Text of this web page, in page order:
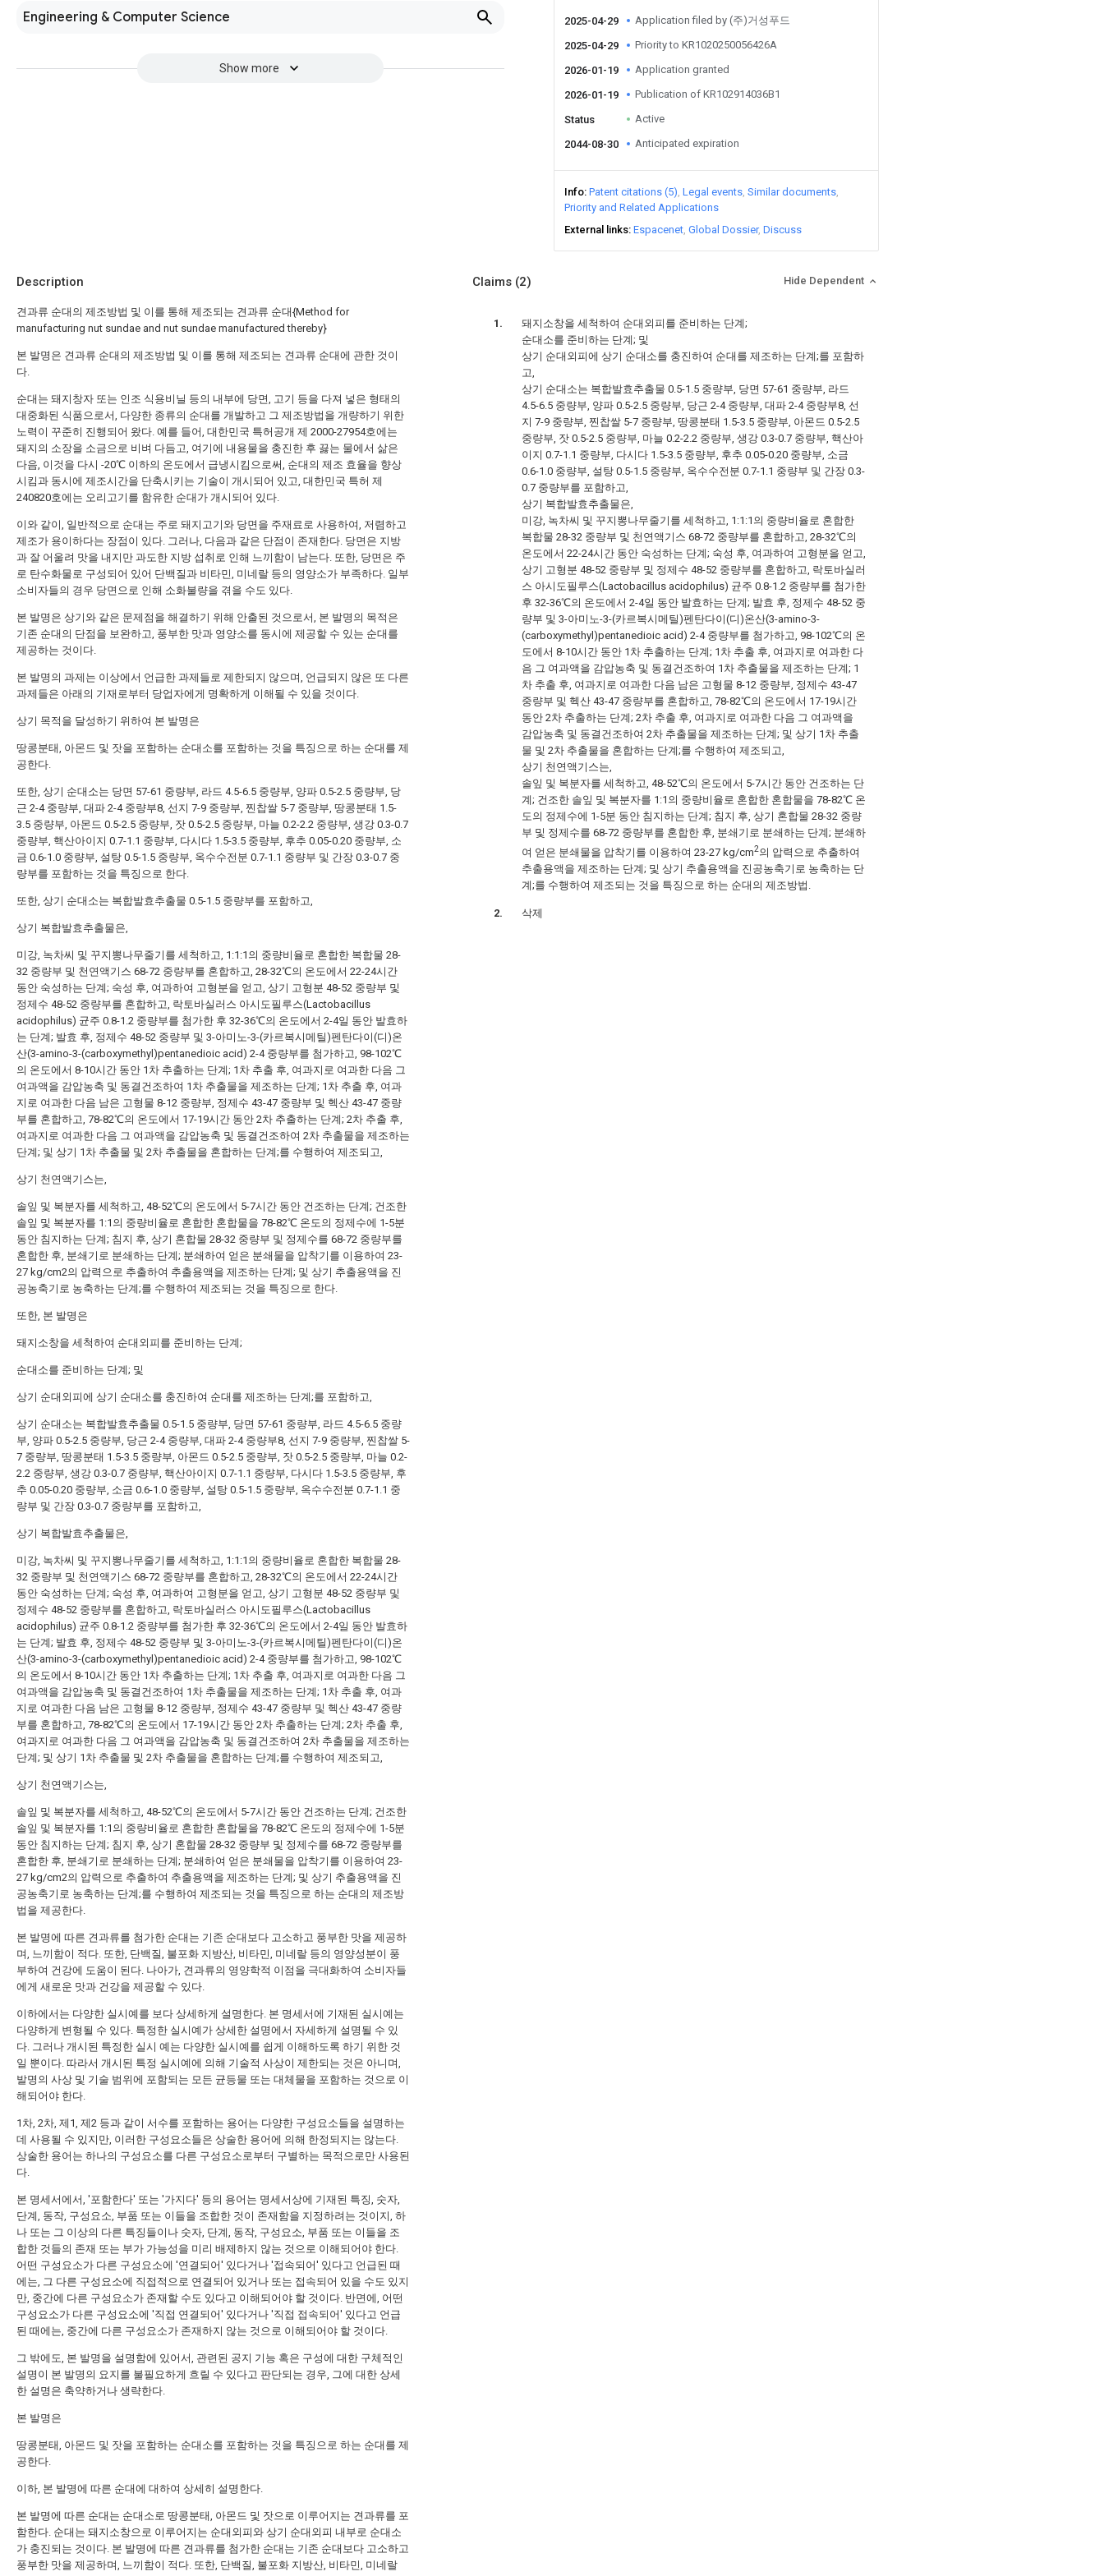
Engineering & Computer Science
Show more
2025-04-29 Application filed by (주)거성푸드
2025-04-29 Priority to KR1020250056426A
2026-01-19 Application granted
2026-01-19 Publication of KR102914036B1
Status Active
2044-08-30 Anticipated expiration
Info Patent citations (5) Legal events Similar documents
Priority and Related Applications
External links Espacenet Global Dossier Discuss
Description
견과류 순대의 제조방법 및 이를 통해 제조되는 견과류 순대{Method for
manufacturing nut sundae and nut sundae manufactured thereby}
본 발명은 견과류 순대의 제조방법 및 이를 통해 제조되는 견과류 순대에 관한 것이
다.
순대는 돼지창자 또는 인조 식용비닐 등의 내부에 당면, 고기 등을 다져 넣은 형태의
대중화된 식품으로서, 다양한 종류의 순대를 개발하고 그 제조방법을 개량하기 위한
노력이 꾸준히 진행되어 왔다. 예를 들어, 대한민국 특허공개 제 2000-27954호에는
돼지의 소장을 소금으로 비벼 다듬고, 여기에 내용물을 충진한 후 끓는 물에서 삶은
다음, 이것을 다시 -20℃ 이하의 온도에서 급냉시킴으로써, 순대의 제조 효율을 향상
시킴과 동시에 제조시간을 단축시키는 기술이 개시되어 있고, 대한민국 특허 제
240820호에는 오리고기를 함유한 순대가 개시되어 있다.
이와 같이, 일반적으로 순대는 주로 돼지고기와 당면을 주재료로 사용하여, 저렴하고
제조가 용이하다는 장점이 있다. 그러나, 다음과 같은 단점이 존재한다. 당면은 지방
과 잘 어울려 맛을 내지만 과도한 지방 섭취로 인해 느끼함이 남는다. 또한, 당면은 주
로 탄수화물로 구성되어 있어 단백질과 비타민, 미네랄 등의 영양소가 부족하다. 일부
소비자들의 경우 당면으로 인해 소화불량을 겪을 수도 있다.
본 발명은 상기와 같은 문제점을 해결하기 위해 안출된 것으로서, 본 발명의 목적은
기존 순대의 단점을 보완하고, 풍부한 맛과 영양소를 동시에 제공할 수 있는 순대를
제공하는 것이다.
본 발명의 과제는 이상에서 언급한 과제들로 제한되지 않으며, 언급되지 않은 또 다른
과제들은 아래의 기재로부터 당업자에게 명확하게 이해될 수 있을 것이다.
상기 목적을 달성하기 위하여 본 발명은
땅콩분태, 아몬드 및 잣을 포함하는 순대소를 포함하는 것을 특징으로 하는 순대를 제
공한다.
또한, 상기 순대소는 당면 57-61 중량부, 라드 4.5-6.5 중량부, 양파 0.5-2.5 중량부, 당
근 2-4 중량부, 대파 2-4 중량부8, 선지 7-9 중량부, 찐찹쌀 5-7 중량부, 땅콩분태 1.5-
3.5 중량부, 아몬드 0.5-2.5 중량부, 잣 0.5-2.5 중량부, 마늘 0.2-2.2 중량부, 생강 0.3-0.7
중량부, 핵산아이지 0.7-1.1 중량부, 다시다 1.5-3.5 중량부, 후추 0.05-0.20 중량부, 소
금 0.6-1.0 중량부, 설탕 0.5-1.5 중량부, 옥수수전분 0.7-1.1 중량부 및 간장 0.3-0.7 중
량부를 포함하는 것을 특징으로 한다.
또한, 상기 순대소는 복합발효추출물 0.5-1.5 중량부를 포함하고,
상기 복합발효추출물은,
미강, 녹차씨 및 꾸지뽕나무줄기를 세척하고, 1:1:1의 중량비율로 혼합한 복합물 28-
32 중량부 및 천연액기스 68-72 중량부를 혼합하고, 28-32℃의 온도에서 22-24시간
동안 숙성하는 단계; 숙성 후, 여과하여 고형분을 얻고, 상기 고형분 48-52 중량부 및
정제수 48-52 중량부를 혼합하고, 락토바실러스 아시도필루스(Lactobacillus
acidophilus) 균주 0.8-1.2 중량부를 첨가한 후 32-36℃의 온도에서 2-4일 동안 발효하
는 단계; 발효 후, 정제수 48-52 중량부 및 3-아미노-3-(카르복시메틸)펜탄다이(디)온
산(3-amino-3-(carboxymethyl)pentanedioic acid) 2-4 중량부를 첨가하고, 98-102℃
의 온도에서 8-10시간 동안 1차 추출하는 단계; 1차 추출 후, 여과지로 여과한 다음 그
여과액을 감압농축 및 동결건조하여 1차 추출물을 제조하는 단계; 1차 추출 후, 여과
지로 여과한 다음 남은 고형물 8-12 중량부, 정제수 43-47 중량부 및 헥산 43-47 중량
부를 혼합하고, 78-82℃의 온도에서 17-19시간 동안 2차 추출하는 단계; 2차 추출 후,
여과지로 여과한 다음 그 여과액을 감압농축 및 동결건조하여 2차 추출물을 제조하는
단계; 및 상기 1차 추출물 및 2차 추출물을 혼합하는 단계;를 수행하여 제조되고,
상기 천연액기스는,
솔잎 및 복분자를 세척하고, 48-52℃의 온도에서 5-7시간 동안 건조하는 단계; 건조한
솔잎 및 복분자를 1:1의 중량비율로 혼합한 혼합물을 78-82℃ 온도의 정제수에 1-5분
동안 침지하는 단계; 침지 후, 상기 혼합물 28-32 중량부 및 정제수를 68-72 중량부를
혼합한 후, 분쇄기로 분쇄하는 단계; 분쇄하여 얻은 분쇄물을 압착기를 이용하여 23-
27 kg/cm2의 압력으로 추출하여 추출용액을 제조하는 단계; 및 상기 추출용액을 진
공농축기로 농축하는 단계;를 수행하여 제조되는 것을 특징으로 한다.
또한, 본 발명은
돼지소창을 세척하여 순대외피를 준비하는 단계;
순대소를 준비하는 단계; 및
상기 순대외피에 상기 순대소를 충진하여 순대를 제조하는 단계;를 포함하고,
상기 순대소는 복합발효추출물 0.5-1.5 중량부, 당면 57-61 중량부, 라드 4.5-6.5 중량
부, 양파 0.5-2.5 중량부, 당근 2-4 중량부, 대파 2-4 중량부8, 선지 7-9 중량부, 찐찹쌀 5-
7 중량부, 땅콩분태 1.5-3.5 중량부, 아몬드 0.5-2.5 중량부, 잣 0.5-2.5 중량부, 마늘 0.2-
2.2 중량부, 생강 0.3-0.7 중량부, 핵산아이지 0.7-1.1 중량부, 다시다 1.5-3.5 중량부, 후
추 0.05-0.20 중량부, 소금 0.6-1.0 중량부, 설탕 0.5-1.5 중량부, 옥수수전분 0.7-1.1 중
량부 및 간장 0.3-0.7 중량부를 포함하고,
상기 복합발효추출물은,
미강, 녹차씨 및 꾸지뽕나무줄기를 세척하고, 1:1:1의 중량비율로 혼합한 복합물 28-
32 중량부 및 천연액기스 68-72 중량부를 혼합하고, 28-32℃의 온도에서 22-24시간
동안 숙성하는 단계; 숙성 후, 여과하여 고형분을 얻고, 상기 고형분 48-52 중량부 및
정제수 48-52 중량부를 혼합하고, 락토바실러스 아시도필루스(Lactobacillus
acidophilus) 균주 0.8-1.2 중량부를 첨가한 후 32-36℃의 온도에서 2-4일 동안 발효하
는 단계; 발효 후, 정제수 48-52 중량부 및 3-아미노-3-(카르복시메틸)펜탄다이(디)온
산(3-amino-3-(carboxymethyl)pentanedioic acid) 2-4 중량부를 첨가하고, 98-102℃
의 온도에서 8-10시간 동안 1차 추출하는 단계; 1차 추출 후, 여과지로 여과한 다음 그
여과액을 감압농축 및 동결건조하여 1차 추출물을 제조하는 단계; 1차 추출 후, 여과
지로 여과한 다음 남은 고형물 8-12 중량부, 정제수 43-47 중량부 및 헥산 43-47 중량
부를 혼합하고, 78-82℃의 온도에서 17-19시간 동안 2차 추출하는 단계; 2차 추출 후,
여과지로 여과한 다음 그 여과액을 감압농축 및 동결건조하여 2차 추출물을 제조하는
단계; 및 상기 1차 추출물 및 2차 추출물을 혼합하는 단계;를 수행하여 제조되고,
상기 천연액기스는,
솔잎 및 복분자를 세척하고, 48-52℃의 온도에서 5-7시간 동안 건조하는 단계; 건조한
솔잎 및 복분자를 1:1의 중량비율로 혼합한 혼합물을 78-82℃ 온도의 정제수에 1-5분
동안 침지하는 단계; 침지 후, 상기 혼합물 28-32 중량부 및 정제수를 68-72 중량부를
혼합한 후, 분쇄기로 분쇄하는 단계; 분쇄하여 얻은 분쇄물을 압착기를 이용하여 23-
27 kg/cm2의 압력으로 추출하여 추출용액을 제조하는 단계; 및 상기 추출용액을 진
공농축기로 농축하는 단계;를 수행하여 제조되는 것을 특징으로 하는 순대의 제조방
법을 제공한다.
본 발명에 따른 견과류를 첨가한 순대는 기존 순대보다 고소하고 풍부한 맛을 제공하
며, 느끼함이 적다. 또한, 단백질, 불포화 지방산, 비타민, 미네랄 등의 영양성분이 풍
부하여 건강에 도움이 된다. 나아가, 견과류의 영양학적 이점을 극대화하여 소비자들
에게 새로운 맛과 건강을 제공할 수 있다.
이하에서는 다양한 실시예를 보다 상세하게 설명한다. 본 명세서에 기재된 실시예는
다양하게 변형될 수 있다. 특정한 실시예가 상세한 설명에서 자세하게 설명될 수 있
다. 그러나 개시된 특정한 실시 예는 다양한 실시예를 쉽게 이해하도록 하기 위한 것
일 뿐이다. 따라서 개시된 특정 실시예에 의해 기술적 사상이 제한되는 것은 아니며,
발명의 사상 및 기술 범위에 포함되는 모든 균등물 또는 대체물을 포함하는 것으로 이
해되어야 한다.
1차, 2차, 제1, 제2 등과 같이 서수를 포함하는 용어는 다양한 구성요소들을 설명하는
데 사용될 수 있지만, 이러한 구성요소들은 상술한 용어에 의해 한정되지는 않는다.
상술한 용어는 하나의 구성요소를 다른 구성요소로부터 구별하는 목적으로만 사용된
다.
본 명세서에서, '포함한다' 또는 '가지다' 등의 용어는 명세서상에 기재된 특징, 숫자,
단계, 동작, 구성요소, 부품 또는 이들을 조합한 것이 존재함을 지정하려는 것이지, 하
나 또는 그 이상의 다른 특징들이나 숫자, 단계, 동작, 구성요소, 부품 또는 이들을 조
합한 것들의 존재 또는 부가 가능성을 미리 배제하지 않는 것으로 이해되어야 한다.
어떤 구성요소가 다른 구성요소에 '연결되어' 있다거나 '접속되어' 있다고 언급된 때
에는, 그 다른 구성요소에 직접적으로 연결되어 있거나 또는 접속되어 있을 수도 있지
만, 중간에 다른 구성요소가 존재할 수도 있다고 이해되어야 할 것이다. 반면에, 어떤
구성요소가 다른 구성요소에 '직접 연결되어' 있다거나 '직접 접속되어' 있다고 언급
된 때에는, 중간에 다른 구성요소가 존재하지 않는 것으로 이해되어야 할 것이다.
그 밖에도, 본 발명을 설명함에 있어서, 관련된 공지 기능 혹은 구성에 대한 구체적인
설명이 본 발명의 요지를 불필요하게 흐릴 수 있다고 판단되는 경우, 그에 대한 상세
한 설명은 축약하거나 생략한다.
본 발명은
땅콩분태, 아몬드 및 잣을 포함하는 순대소를 포함하는 것을 특징으로 하는 순대를 제
공한다.
이하, 본 발명에 따른 순대에 대하여 상세히 설명한다.
본 발명에 따른 순대는 순대소로 땅콩분태, 아몬드 및 잣으로 이루어지는 견과류를 포
함한다. 순대는 돼지소창으로 이루어지는 순대외피와 상기 순대외피 내부로 순대소
가 충진되는 것이다. 본 발명에 따른 견과류를 첨가한 순대는 기존 순대보다 고소하고
풍부한 맛을 제공하며, 느끼함이 적다. 또한, 단백질, 불포화 지방산, 비타민, 미네랄
Claims (2) Hide Dependent
돼지소창을 세척하여 순대외피를 준비하는 단계;
순대소를 준비하는 단계; 및
상기 순대외피에 상기 순대소를 충진하여 순대를 제조하는 단계;를 포함하
고,
상기 순대소는 복합발효추출물 0.5-1.5 중량부, 당면 57-61 중량부, 라드
4.5-6.5 중량부, 양파 0.5-2.5 중량부, 당근 2-4 중량부, 대파 2-4 중량부8, 선
지 7-9 중량부, 찐찹쌀 5-7 중량부, 땅콩분태 1.5-3.5 중량부, 아몬드 0.5-2.5
중량부, 잣 0.5-2.5 중량부, 마늘 0.2-2.2 중량부, 생강 0.3-0.7 중량부, 핵산아
이지 0.7-1.1 중량부, 다시다 1.5-3.5 중량부, 후추 0.05-0.20 중량부, 소금
0.6-1.0 중량부, 설탕 0.5-1.5 중량부, 옥수수전분 0.7-1.1 중량부 및 간장 0.3-
0.7 중량부를 포함하고,
상기 복합발효추출물은,
미강, 녹차씨 및 꾸지뽕나무줄기를 세척하고, 1:1:1의 중량비율로 혼합한
복합물 28-32 중량부 및 천연액기스 68-72 중량부를 혼합하고, 28-32℃의
온도에서 22-24시간 동안 숙성하는 단계; 숙성 후, 여과하여 고형분을 얻고,
상기 고형분 48-52 중량부 및 정제수 48-52 중량부를 혼합하고, 락토바실러
스 아시도필루스(Lactobacillus acidophilus) 균주 0.8-1.2 중량부를 첨가한
후 32-36℃의 온도에서 2-4일 동안 발효하는 단계; 발효 후, 정제수 48-52 중
량부 및 3-아미노-3-(카르복시메틸)펜탄다이(디)온산(3-amino-3-
(carboxymethyl)pentanedioic acid) 2-4 중량부를 첨가하고, 98-102℃의 온
도에서 8-10시간 동안 1차 추출하는 단계; 1차 추출 후, 여과지로 여과한 다
음 그 여과액을 감압농축 및 동결건조하여 1차 추출물을 제조하는 단계; 1
차 추출 후, 여과지로 여과한 다음 남은 고형물 8-12 중량부, 정제수 43-47
중량부 및 헥산 43-47 중량부를 혼합하고, 78-82℃의 온도에서 17-19시간
동안 2차 추출하는 단계; 2차 추출 후, 여과지로 여과한 다음 그 여과액을
감압농축 및 동결건조하여 2차 추출물을 제조하는 단계; 및 상기 1차 추출
물 및 2차 추출물을 혼합하는 단계;를 수행하여 제조되고,
상기 천연액기스는,
솔잎 및 복분자를 세척하고, 48-52℃의 온도에서 5-7시간 동안 건조하는 단
계; 건조한 솔잎 및 복분자를 1:1의 중량비율로 혼합한 혼합물을 78-82℃ 온
도의 정제수에 1-5분 동안 침지하는 단계; 침지 후, 상기 혼합물 28-32 중량
부 및 정제수를 68-72 중량부를 혼합한 후, 분쇄기로 분쇄하는 단계; 분쇄하
여 얻은 분쇄물을 압착기를 이용하여 23-27 kg/cm2의 압력으로 추출하여
추출용액을 제조하는 단계; 및 상기 추출용액을 진공농축기로 농축하는 단
계;를 수행하여 제조되는 것을 특징으로 하는 순대의 제조방법.
삭제